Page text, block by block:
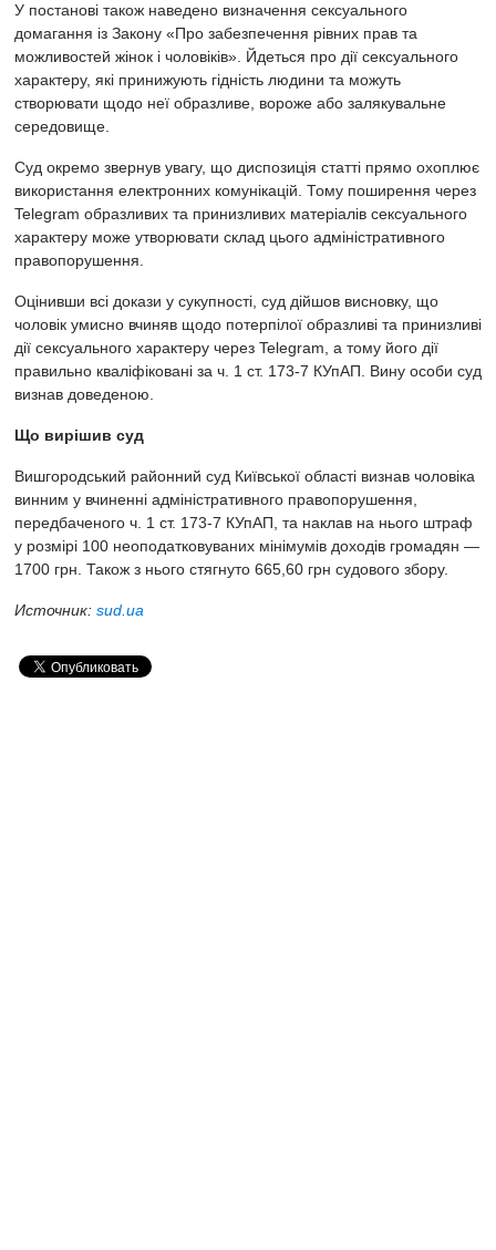
У постанові також наведено визначення сексуального
домагання із Закону «Про забезпечення рівних прав та
можливостей жінок і чоловіків». Йдеться про дії сексуального
характеру, які принижують гідність людини та можуть
створювати щодо неї образливе, вороже або залякувальне
середовище.
Суд окремо звернув увагу, що диспозиція статті прямо охоплює
використання електронних комунікацій. Тому поширення через
Telegram образливих та принизливих матеріалів сексуального
характеру може утворювати склад цього адміністративного
правопорушення.
Оцінивши всі докази у сукупності, суд дійшов висновку, що
чоловік умисно вчиняв щодо потерпілої образливі та принизливі
дії сексуального характеру через Telegram, а тому його дії
правильно кваліфіковані за ч. 1 ст. 173-7 КУпАП. Вину особи суд
визнав доведеною.
Що вирішив суд
Вишгородський районний суд Київської області визнав чоловіка
винним у вчиненні адміністративного правопорушення,
передбаченого ч. 1 ст. 173-7 КУпАП, та наклав на нього штраф
у розмірі 100 неоподатковуваних мінімумів доходів громадян —
1700 грн. Також з нього стягнуто 665,60 грн судового збору.
Источник: sud.ua